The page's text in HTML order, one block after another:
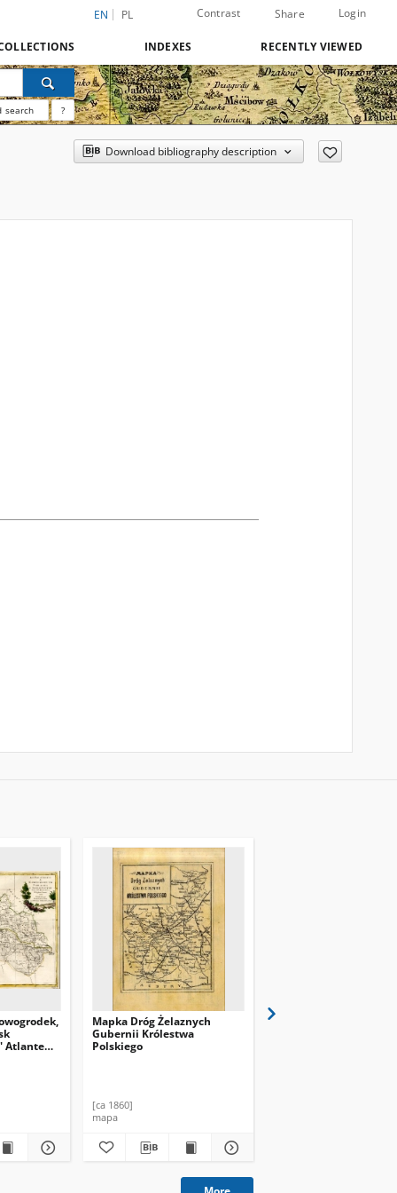
EN PL Contrast Share Login
INDEXES RECENTLY VIEWED
search ?
Download bibliography description
Atlante
Mapka Dróg Żelaznych
Gubernii Królestwa
Polskiego
[ca 1860]
mapa